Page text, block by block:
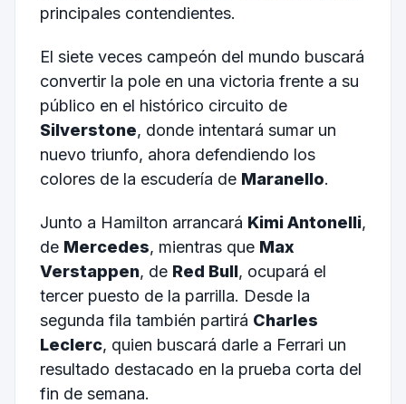
principales contendientes.
El siete veces campeón del mundo buscará
convertir la pole en una victoria frente a su
público en el histórico circuito de
Silverstone, donde intentará sumar un
nuevo triunfo, ahora defendiendo los
colores de la escudería de Maranello.
Junto a Hamilton arrancará Kimi Antonelli,
de Mercedes, mientras que Max
Verstappen, de Red Bull, ocupará el
tercer puesto de la parrilla. Desde la
segunda fila también partirá Charles
Leclerc, quien buscará darle a Ferrari un
resultado destacado en la prueba corta del
fin de semana.